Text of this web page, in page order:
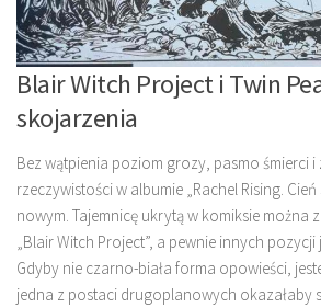
Blair Witch Project i Twin
skojarzenia
Bez wątpienia poziom grozy, pasmo śmierci
rzeczywistości w albumie „Rachel Rising.
nowym. Tajemnicę ukrytą w komiksie można
„Blair Witch Project”, a pewnie innych pozycji
Gdyby nie czarno-biała forma opowieści,
jedna z postaci drugoplanowych okazałaby